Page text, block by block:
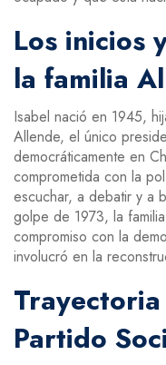
Los inicios
la familia
Isabel nació en 1945,
Allende, el único
democráticamente en
comprometida con la
escuchar, a debatir y a
golpe de 1973, la
compromiso con la
involucró en la
Partido